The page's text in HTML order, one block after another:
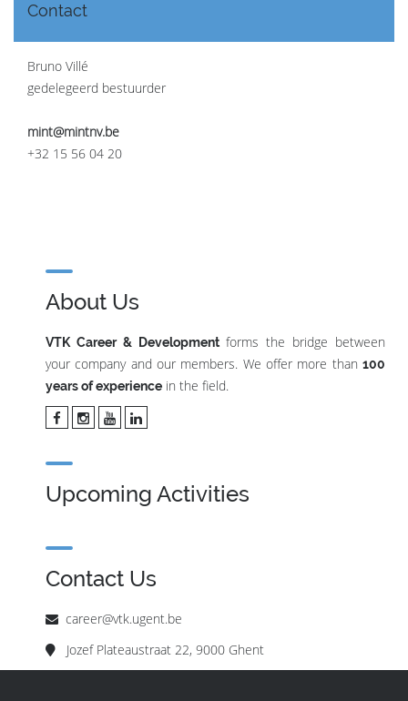
Contact
Bruno Villé
gedelegeerd bestuurder
mint@mintnv.be
+32 15 56 04 20
About Us
VTK Career & Developmentforms the bridge between
your company and our members. We offer more than 100
years of experience in the field.
Upcoming Activities
Contact Us
career@vtk.ugent.be
Jozef Plateaustraat 22, 9000 Ghent